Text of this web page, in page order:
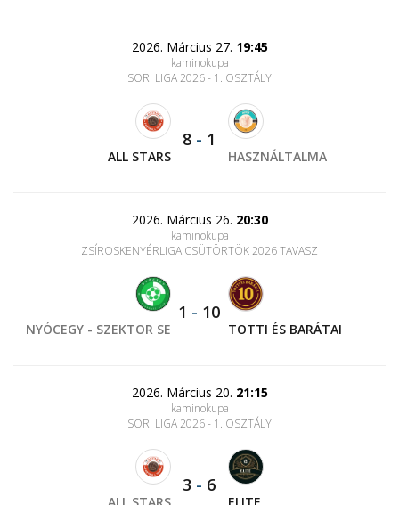
2026. Március 27. 19:45
kaminokupa
SORI LIGA 2026 - 1. OSZTÁLY
ALL STARS
8 - 1
HASZNÁLTALMA
2026. Március 26. 20:30
kaminokupa
ZSÍROSKENYÉRLIGA CSÜTÖRTÖK 2026 TAVASZ
NYÓCEGY - SZEKTOR SE
1 - 10
TOTTI ÉS BARÁTAI
2026. Március 20. 21:15
kaminokupa
SORI LIGA 2026 - 1. OSZTÁLY
3 - 6